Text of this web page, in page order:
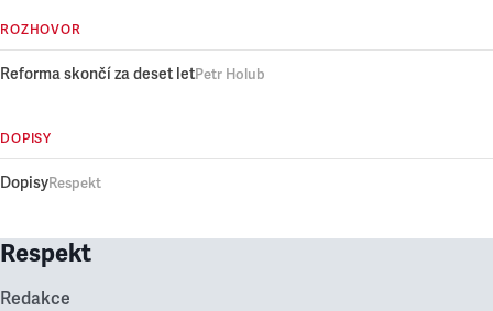
ROZHOVOR
Reforma skončí za deset letPetr Holub
DOPISY
DopisyRespekt
Respekt
Redakce